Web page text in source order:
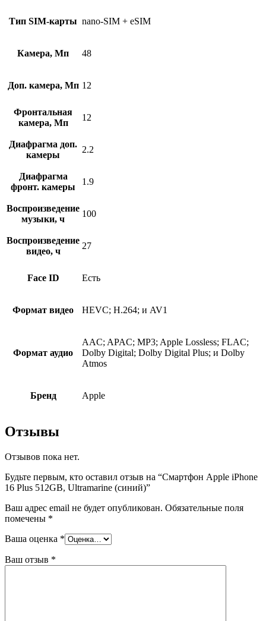
Тип SIM-карты nano-SIM + eSIM
Камера, Мп 48
Доп. камера, Мп 12
Фронтальная
камера, Мп
12
Диафрагма доп.
камеры
2.2
Диафрагма
фронт. камеры
1.9
Воспроизведение
музыки, ч
100
Воспроизведение
видео, ч
27
Face ID Есть
Формат видео HEVC; H.264; и AV1
Формат аудио
AAC; APAC; MP3; Apple Lossless; FLAC;
Dolby Digital; Dolby Digital Plus; и Dolby
Atmos
Бренд Apple
Отзывы
Отзывов пока нет.
Будьте первым, кто оставил отзыв на “Смартфон Apple iPhone
16 Plus 512GB, Ultramarine (синий)”
Ваш адрес email не будет опубликован. Обязательные поля
помечены *
Ваша оценка *
Ваш отзыв *